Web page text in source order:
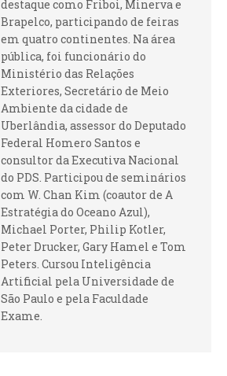
destaque como Friboi, Minerva e
Brapelco, participando de feiras
em quatro continentes. Na área
pública, foi funcionário do
Ministério das Relações
Exteriores, Secretário de Meio
Ambiente da cidade de
Uberlândia, assessor do Deputado
Federal Homero Santos e
consultor da Executiva Nacional
do PDS. Participou de seminários
com W. Chan Kim (coautor de A
Estratégia do Oceano Azul),
Michael Porter, Philip Kotler,
Peter Drucker, Gary Hamel e Tom
Peters. Cursou Inteligência
Artificial pela Universidade de
São Paulo e pela Faculdade
Exame.